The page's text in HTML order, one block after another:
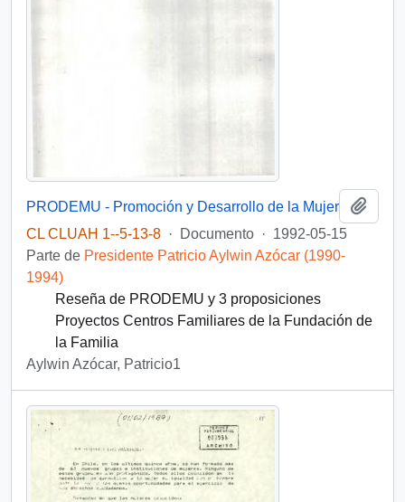
PRODEMU - Promoción y Desarrollo de la Mujer
CL CLUAH 1--5-13-8 · Documento · 1992-05-15
Parte de Presidente Patricio Aylwin Azócar (1990-
1994)
Reseña de PRODEMU y 3 proposiciones
Proyectos Centros Familiares de la Fundación de
la Familia
Aylwin Azócar, Patricio1